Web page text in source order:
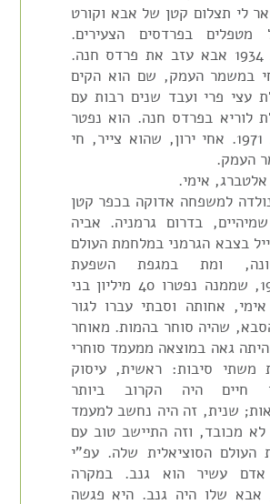
לי תצלום קטן של אבא וקורט
מטפלים בפרדסים הצעירים.
בשנת 1934 אבא עזב את פרדס חנה.
במשמר העמק, שם הוא הקים
עצי פרי ועבד שנים רבות עם
לוריא בפרדס חנה. הוא נפטר
בשנת 1971. אחי ירון, שהוא צייר, חי
העמק.
אימי.
למשפחה אדוקה בכפר קטן
בדרום גרמניה. אביה
בצבא הגרמני במלחמת העולם
ומת במגפת השפעת
ב-1918, שממנה נפטרו 40 מיליון בני
אחותה וסבתי עברו לגור
שהיה סוחר בהמות. מאוחר
גאה במוצאה ממעמד סוחרי
משתי סיבות: ראשית, עיסוק
חיים היה הקרוב ביותר
שנית, זה היה נחשב למעמד
לא מכובד, וזה התיישב טוב עם
העולם הסוציאלית שלה. עפ"י
עשיר הוא גנב. במקרה
אבא שלו היה גנב. היא פגשה